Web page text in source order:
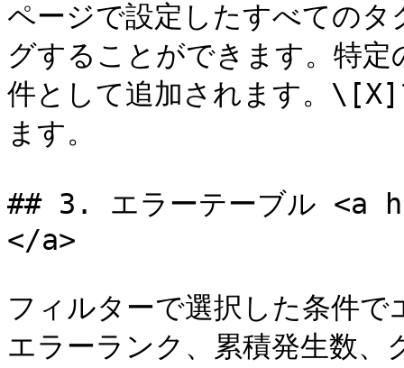
ページで設定したすべての
グすることができます。特
件として追加されます。\[X]
ます。
## 3. エラーテーブル
</a>
フィルターで選択した条件
エラーランク、累積発生数、